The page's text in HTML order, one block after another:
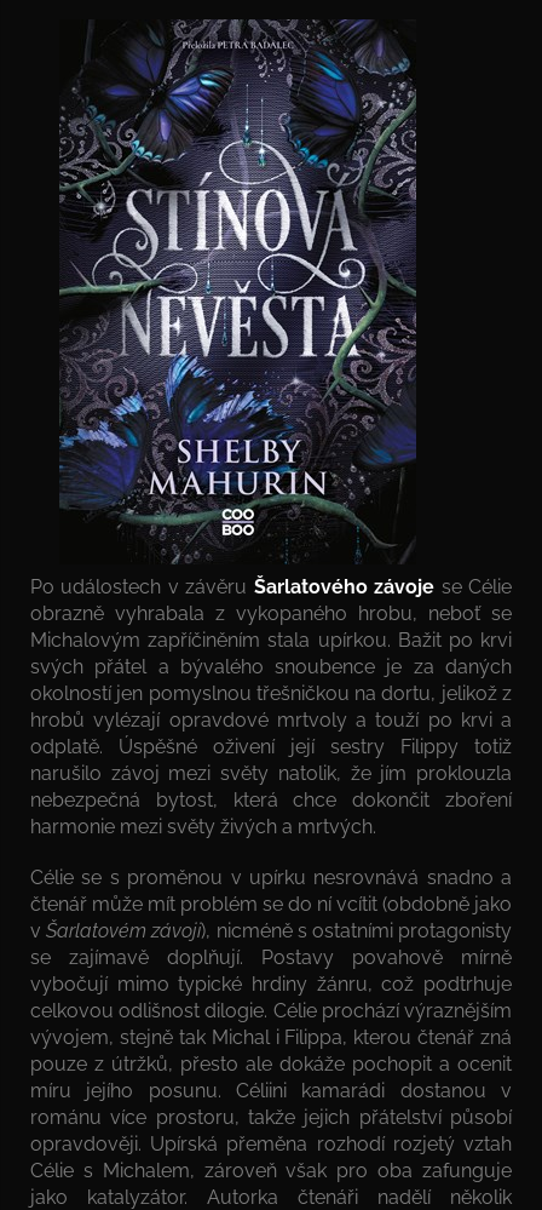
Po událostech v závěru Šarlatového závoje se Célie
obrazně vyhrabala z vykopaného hrobu, neboť se
Michalovým zapříčiněním stala upírkou. Bažit po krvi
svých přátel a bývalého snoubence je za daných
okolností jen pomyslnou třešničkou na dortu, jelikož z
hrobů vylézají opravdové mrtvoly a touží po krvi a
odplatě. Úspěšné oživení její sestry Filippy totiž
narušilo závoj mezi světy natolik, že jím proklouzla
nebezpečná bytost, která chce dokončit zboření
harmonie mezi světy živých a mrtvých.
Célie se s proměnou v upírku nesrovnává snadno a
čtenář může mít problém se do ní vcítit (obdobně jako
vŠarlatovém závoji), nicméně s ostatními protagonisty
se zajímavě doplňují. Postavy povahově mírně
vybočují mimo typické hrdiny žánru, což podtrhuje
celkovou odlišnost dilogie. Célie prochází výraznějším
vývojem, stejně tak Michal i Filippa, kterou čtenář zná
pouze z útržků, přesto ale dokáže pochopit a ocenit
míru jejího posunu. Céliini kamarádi dostanou v
románu více prostoru, takže jejich přátelství působí
opravdověji. Upírská přeměna rozhodí rozjetý vztah
Célie s Michalem, zároveň však pro oba zafunguje
jako katalyzátor. Autorka čtenáři nadělí několik